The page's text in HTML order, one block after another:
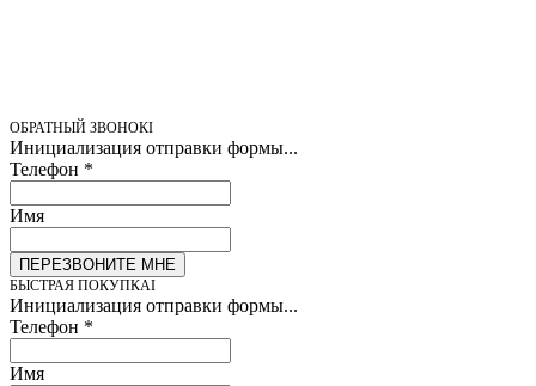
ОБРАТНЫЙ ЗВОНОК
Инициализация отправки формы...
Телефон *
Имя
ПЕРЕЗВОНИТЕ МНЕ
БЫСТРАЯ ПОКУПКА
Инициализация отправки формы...
Телефон *
Имя